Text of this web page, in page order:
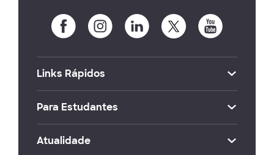
Links Rápidos
Para Estudantes
Atualidade